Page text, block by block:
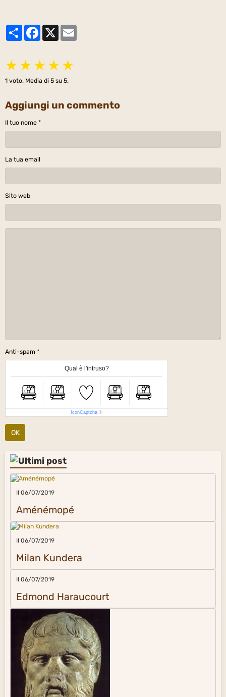
PartagerFacebook
★ ★ ★ ★ ★
1 voto. Media di 5 su 5.
Aggiungi un commento
Il tuo nome
La tua email
Sito web
Anti-spam
Qual è l'intruso?
IconCaptcha ©
OK
Il 06/07/2019
Aménémopé
Il 06/07/2019
Milan Kundera
Il 06/07/2019
Edmond Haraucourt